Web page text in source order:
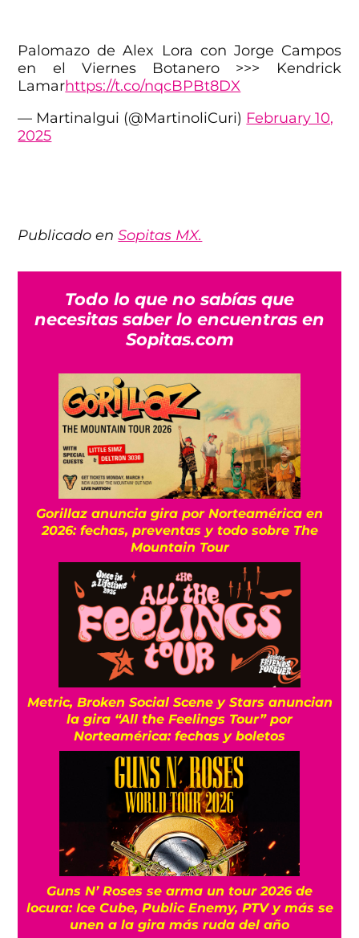
Palomazo de Alex Lora con Jorge Campos
en el Viernes Botanero >>> Kendrick
Lamarhttps://t.co/nqcBPBt8DX
— Martinalgui (@MartinoliCuri) February 10,
2025
Publicado enSopitas MX.
Todo lo que no sabías que
necesitas saber lo encuentras en
Sopitas.com
Gorillaz anuncia gira por Norteamérica en
2026: fechas, preventas y todo sobre The
Mountain Tour
Metric, Broken Social Scene y Stars anuncian
la gira “All the Feelings Tour” por
Norteamérica: fechas y boletos
Guns N’ Roses se arma un tour 2026 de
locura: Ice Cube, Public Enemy, PTV y más se
unen a la gira más ruda del año